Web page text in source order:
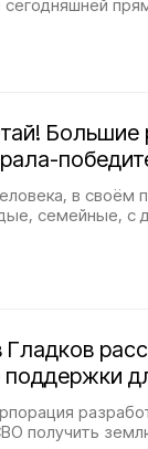
в своём
семейные, с
поддержки
получить